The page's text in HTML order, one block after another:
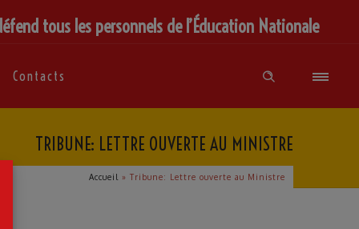
tous les personnels de l’Éducation Nationale
Contacts
TRIBUNE: LETTRE OUVERTE AU MINISTRE
Accueil » Tribune: Lettre ouverte au Ministre